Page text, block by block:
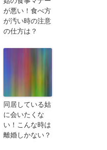
が悪い！食べ方
が汚い時の注意
の仕方は？
同居している姑
に会いたくな
い！こんな時は
離婚しかない？